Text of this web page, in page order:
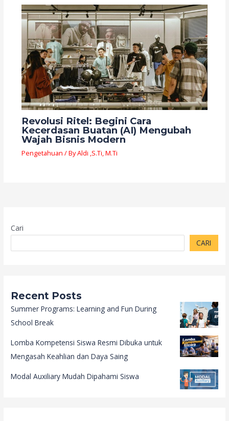
Revolusi Ritel: Begini Cara
Kecerdasan Buatan (AI) Mengubah
Wajah Bisnis Modern
Pengetahuan / ByAldi ,S.Ti, M.Ti
Cari
CARI
Recent Posts
Summer Programs: Learning and Fun During
School Break
Lomba Kompetensi Siswa Resmi Dibuka untuk
Mengasah Keahlian dan Daya Saing
Modal Auxiliary Mudah Dipahami Siswa